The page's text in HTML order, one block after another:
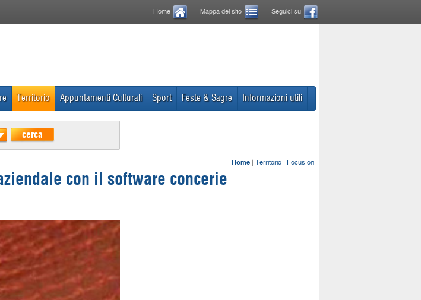
Home Mappa del sito Seguici su
Territorio Appuntamenti Culturali Sport Feste & Sagre Informazioni utili
cerca
Home | Territorio | Focus on
con il software concerie